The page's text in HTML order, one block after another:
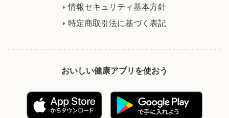
情報セキュリティ基本方針
特定商取引法に基づく表記
おいしい健康アプリを使おう